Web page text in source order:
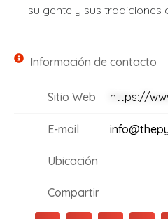
su gente y sus tradiciones
Información de contacto
Sitio Web https://
E-mail
Ubicación
Compartir